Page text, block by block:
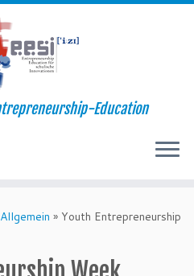
Education
Allgemein » Youth Entrepreneurship